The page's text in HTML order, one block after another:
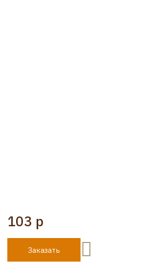
103 р
Заказать